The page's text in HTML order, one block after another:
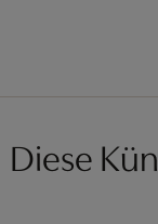
Diese